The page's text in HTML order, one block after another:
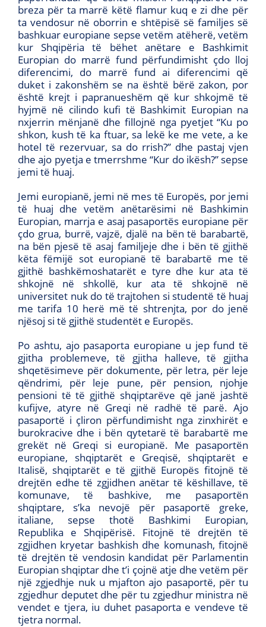
breza për ta marrë këtë flamur kuq e zi dhe për
ta vendosur në oborrin e shtëpisë së familjes së
bashkuar europiane sepse vetëm atëherë, vetëm
kur Shqipëria të bëhet anëtare e Bashkimit
Europian do marrë fund përfundimisht çdo lloj
diferencimi, do marrë fund ai diferencimi që
duket i zakonshëm se na është bërë zakon, por
është krejt i papranueshëm që kur shkojmë të
hyjmë në cilindo kufi të Bashkimit Europian na
nxjerrin mënjanë dhe fillojnë nga pyetjet “Ku po
shkon, kush të ka ftuar, sa lekë ke me vete, a ke
hotel të rezervuar, sa do rrish?” dhe pastaj vjen
dhe ajo pyetja e tmerrshme “Kur do ikësh?” sepse
jemi të huaj.
Jemi europianë, jemi në mes të Europës, por jemi
të huaj dhe vetëm anëtarësimi në Bashkimin
Europian, marrja e asaj pasaportës europiane për
çdo grua, burrë, vajzë, djalë na bën të barabartë,
na bën pjesë të asaj familjeje dhe i bën të gjithë
këta fëmijë sot europianë të barabartë me të
gjithë bashkëmoshatarët e tyre dhe kur ata të
shkojnë në shkollë, kur ata të shkojnë në
universitet nuk do të trajtohen si studentë të huaj
me tarifa 10 herë më të shtrenjta, por do jenë
njësoj si të gjithë studentët e Europës.
Po ashtu, ajo pasaporta europiane u jep fund të
gjitha problemeve, të gjitha halleve, të gjitha
shqetësimeve për dokumente, për letra, për leje
qëndrimi, për leje pune, për pension, njohje
pensioni të të gjithë shqiptarëve që janë jashtë
kufijve, atyre në Greqi në radhë të parë. Ajo
pasaportë i çliron përfundimisht nga zinxhirët e
burokracive dhe i bën qytetarë të barabartë me
grekët në Greqi si europianë. Me pasaportën
europiane, shqiptarët e Greqisë, shqiptarët e
Italisë, shqiptarët e të gjithë Europës fitojnë të
drejtën edhe të zgjidhen anëtar të këshillave, të
komunave, të bashkive, me pasaportën
shqiptare, s’ka nevojë për pasaportë greke,
italiane, sepse thotë Bashkimi Europian,
Republika e Shqipërisë. Fitojnë të drejtën të
zgjidhen kryetar bashkish dhe komunash, fitojnë
të drejtën të vendosin kandidat për Parlamentin
Europian shqiptar dhe t’i çojnë atje dhe vetëm për
një zgjedhje nuk u mjafton ajo pasaportë, për tu
zgjedhur deputet dhe për tu zgjedhur ministra në
vendet e tjera, iu duhet pasaporta e vendeve të
tjetra normal.